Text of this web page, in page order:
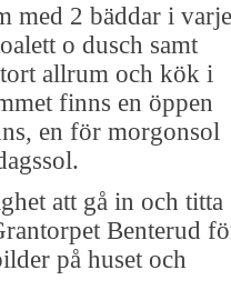
med 2 bäddar i varje
o dusch samt
allrum och kök i
finns en öppen
en för morgonsol
att gå in och titta
Benterud
på huset och